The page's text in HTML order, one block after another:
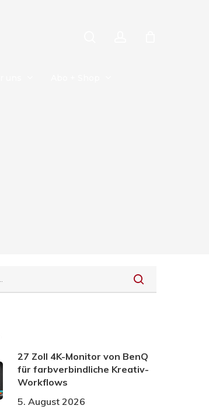
27 Zoll 4K-Monitor von BenQ
für farbverbindliche Kreativ-
Workflows
5. August 2026